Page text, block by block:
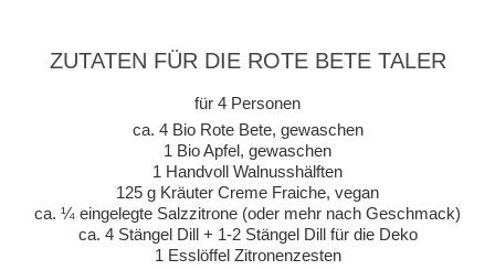
ZUTATEN FÜR DIE ROTE BETE TALER
für 4 Personen
ca. 4 Bio Rote Bete, gewaschen
1 Bio Apfel, gewaschen
1 Handvoll Walnusshälften
125 g Kräuter Creme Fraiche, vegan
ca. ¼ eingelegte Salzzitrone (oder mehr nach Geschmack)
ca. 4 Stängel Dill + 1-2 Stängel Dill für die Deko
1 Esslöffel Zitronenzesten